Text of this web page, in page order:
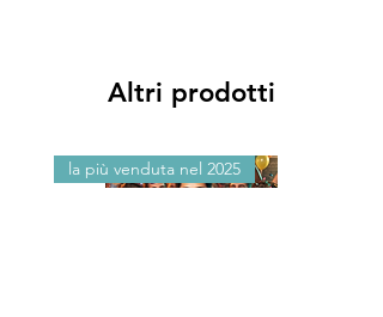
Altri prodotti
la più venduta nel 2025